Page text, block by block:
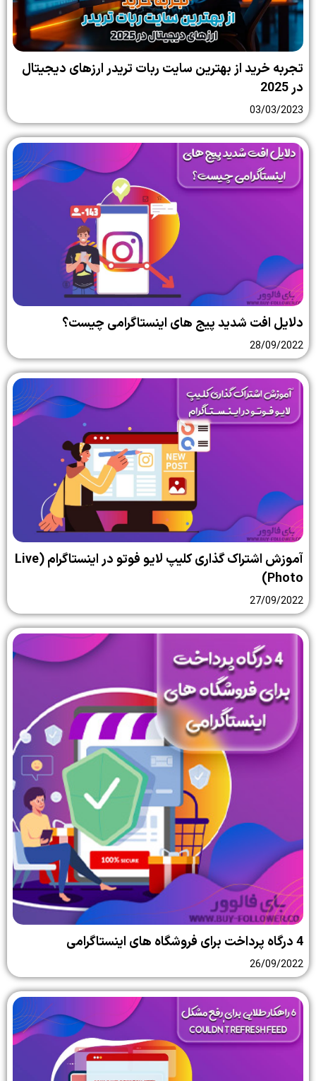
تجربه خرید از بهترین سایت ربات تریدر ارزهای دیجیتال
در 2025
03/03/2023
دلایل افت شدید پیج های اینستاگرامی چیست؟
28/09/2022
آموزش اشتراک گذاری کلیپ لایو فوتو در اینستاگرام (Live
Photo)
27/09/2022
4 درگاه پرداخت برای فروشگاه های اینستاگرامی
26/09/2022